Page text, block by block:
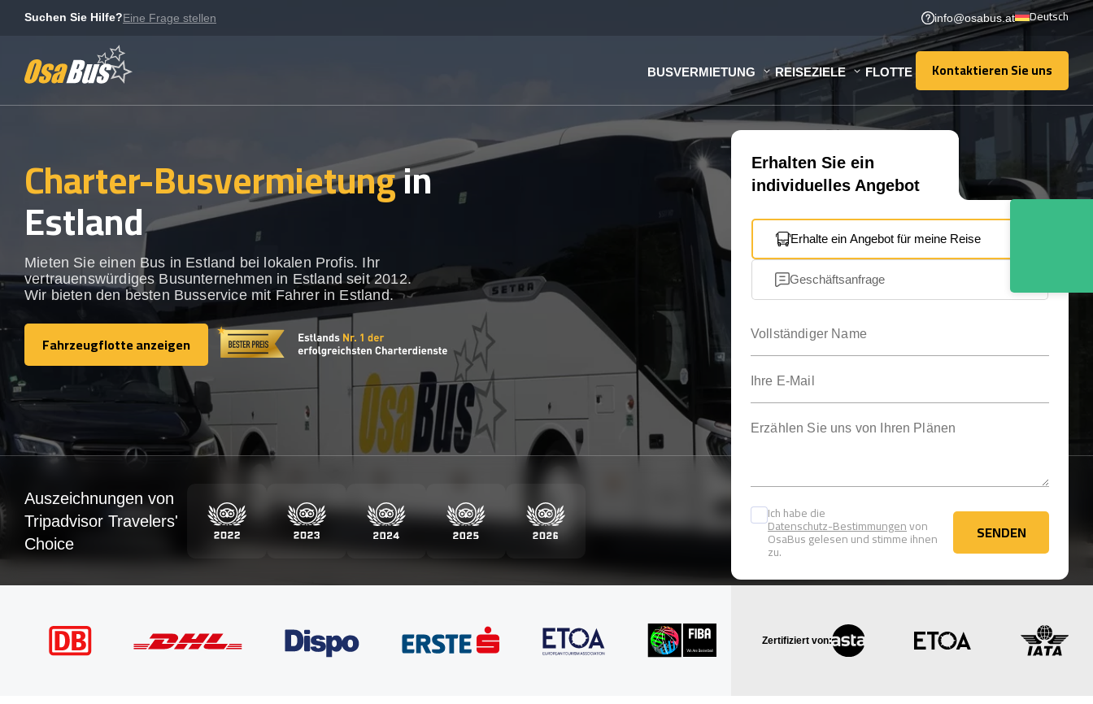
Suchen Sie Hilfe?Eine Frage stellen info@osabus.at Deutsch
BUSVERMIETUNG REISEZIELE FLOTTE Kontaktieren Sie uns
Kontaktieren Sie uns
Charter-Busvermietungin
Estland
Mieten Sie einen Bus in Estland bei lokalen Profis. Ihr
vertrauenswürdiges Busunternehmen in Estland seit 2012.
Wir bieten den besten Busservice mit Fahrer in Estland.
Fahrzeugflotte anzeigen
Fahrzeugflotte anzeigen
Erhalten Sie ein
individuelles Angebot
Erhalte ein Angebot für meine Reise
Geschäftsanfrage
Ich habe die
Datenschutz-Bestimmungenvon
OsaBus gelesen und stimme ihnen
zu.
SENDEN
SENDEN
Auszeichnungen von
Tripadvisor Travelers'
Choice
Zertifiziert von: